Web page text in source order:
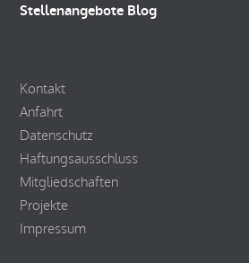
Stellenangebote Blog
Kontakt
Anfahrt
Datenschutz
Haftungsausschluss
Mitgliedschaften
Projekte
Impressum